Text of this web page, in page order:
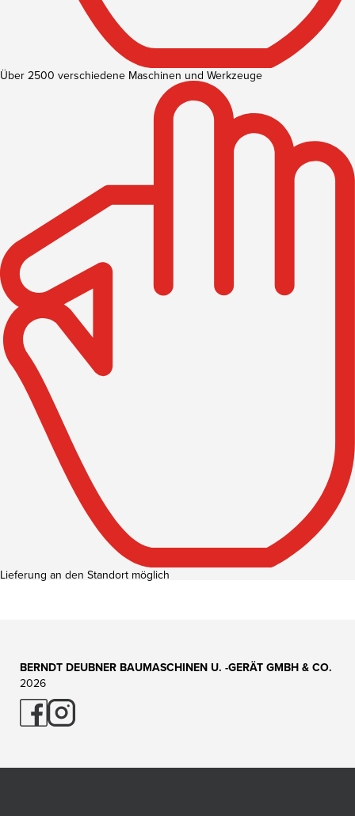
Über 2500 verschiedene Maschinen und Werkzeuge
Lieferung an den Standort möglich
BERNDT DEUBNER BAUMASCHINEN U. -GERÄT GMBH & CO.
2026